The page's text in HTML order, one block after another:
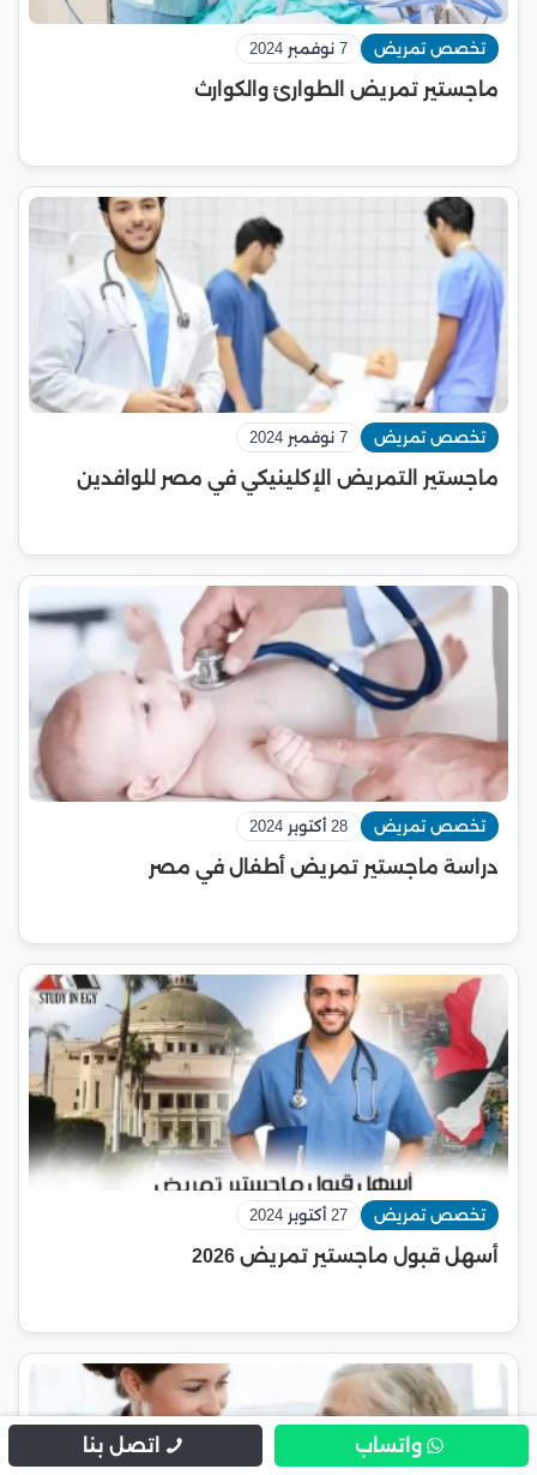
تخصص تمريض 7 نوفمبر 2024
ماجستير تمريض الطوارئ والكوارث
تخصص تمريض 7 نوفمبر 2024
ماجستير التمريض الإكلينيكي في مصر للوافدين
تخصص تمريض 28 أكتوبر 2024
دراسة ماجستير تمريض أطفال في مصر
تخصص تمريض 27 أكتوبر 2024
أسهل قبول ماجستير تمريض 2026
واتساب اتصل بنا